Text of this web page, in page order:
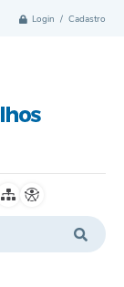
Login / Cadastro